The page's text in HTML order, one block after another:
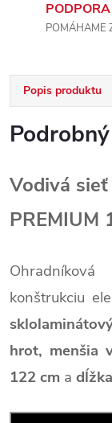
POMÁHAME
Popis produktu
Vodivá
PREMIUM
Ohradníková
konštrukciu
hrot, menšia
122 cm a